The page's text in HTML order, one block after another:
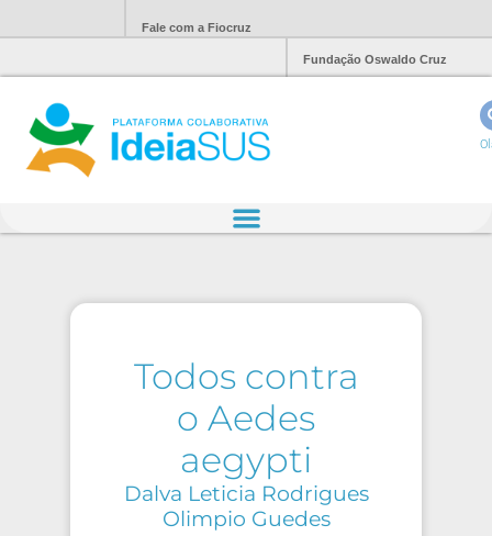
Fale com a Fiocruz
Fundação Oswaldo Cruz
Todos contra
o Aedes
aegypti
Dalva Leticia Rodrigues
Olimpio Guedes